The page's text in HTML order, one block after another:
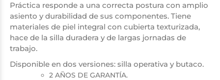
Práctica responde a una correcta postura con amplio
asiento y durabilidad de sus componentes. Tiene
materiales de piel integral con cubierta texturizada,
hace de la silla duradera y de largas jornadas de
trabajo.
Disponible en dos versiones: silla operativa y butaco.
2 AÑOS DE GARANTÍA.